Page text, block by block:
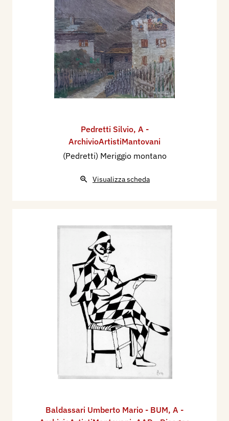
Pedretti Silvio, A -
ArchivioArtistiMantovani
(Pedretti) Meriggio montano
Visualizza scheda
Baldassari Umberto Mario - BUM, A -